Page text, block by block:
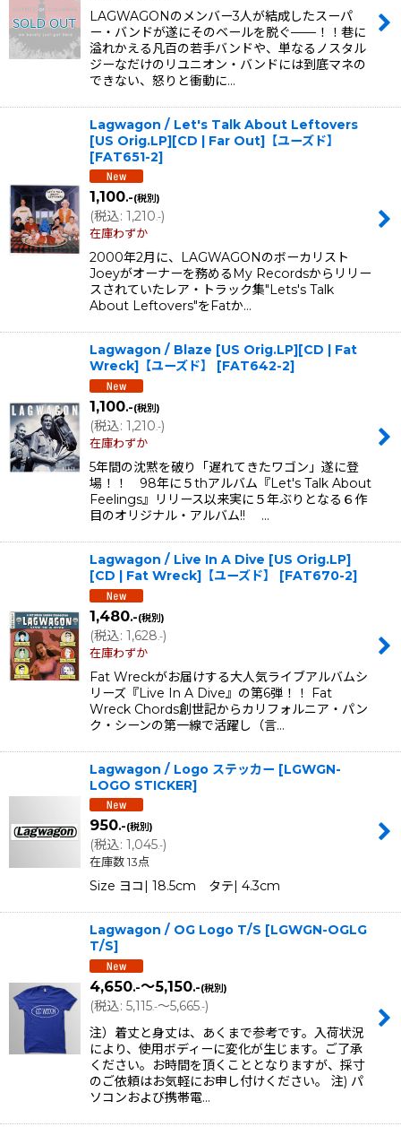
LAGWAGONのメンバー3人が結成したスーパ
ー・バンドが遂にそのベールを脱ぐ——！！巷に
溢れかえる凡百の若手バンドや、単なるノスタル
ジーなだけのリユニオン・バンドには到底マネの
できない、怒りと衝動に…
Lagwagon / Let's Talk About Leftovers
[US Orig.LP][CD | Far Out]【ユーズド】
[FAT651-2]
1,100.-(税別)
(税込: 1,210.-)
在庫わずか
2000年2月に、LAGWAGONのボーカリスト
Joeyがオーナーを務めるMy Recordsからリリー
スされていたレア・トラック集"Lets's Talk
About Leftovers"をFatか…
Lagwagon / Blaze [US Orig.LP][CD | Fat
Wreck]【ユーズド】
[FAT642-2]
1,100.-(税別)
(税込: 1,210.-)
在庫わずか
5年間の沈黙を破り「遅れてきたワゴン」遂に登
場！！ 98年に５thアルバム『Let's Talk About
Feelings』リリース以来実に５年ぶりとなる６作
目のオリジナル・アルバム!! …
Lagwagon / Live In A Dive [US Orig.LP]
[CD | Fat Wreck]【ユーズド】
[FAT670-2]
1,480.-(税別)
(税込: 1,628.-)
在庫わずか
Fat Wreckがお届けする大人気ライブアルバムシ
リーズ『Live In A Dive』の第6弾！！ Fat
Wreck Chords創世記からカリフォルニア・パン
ク・シーンの第一線で活躍し（言…
Lagwagon / Logo ステッカー [LGWGN-
LOGO STICKER]
950.-(税別)
(税込: 1,045.-)
在庫数 13点
Size ヨコ| 18.5cm タテ| 4.3cm
Lagwagon / OG Logo T/S [LGWGN-OGLG
T/S]
4,650.-～5,150.-(税別)
(税込: 5,115.-～5,665.-)
注）着丈と身丈は、あくまで参考です。入荷状況
により、使用ボディーに変化が生じます。ご了承
ください。お時間を頂くこととなりますが、採寸
のご依頼はお気軽にお申し付けください。 注) パ
ソコンおよび携帯電…